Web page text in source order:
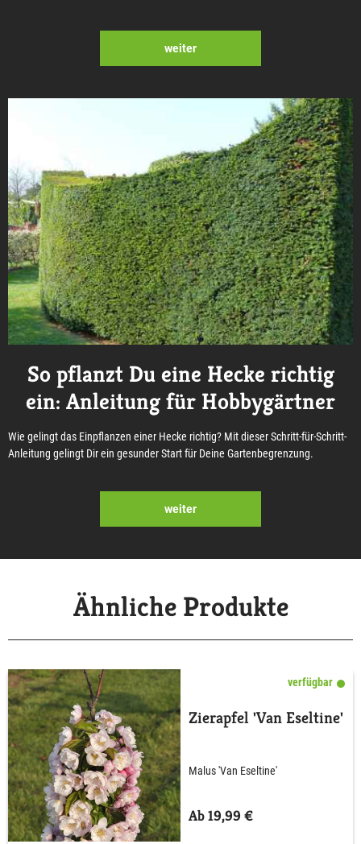
weiter
So pflanzt Du eine Hecke richtig
ein: Anleitung für Hobbygärtner
Wie gelingt das Einpflanzen einer Hecke richtig? Mit dieser Schritt-für-Schritt-
Anleitung gelingt Dir ein gesunder Start für Deine Gartenbegrenzung.
weiter
Ähnliche Produkte
verfügbar
Zierapfel 'Van Eseltine'
Malus 'Van Eseltine'
Ab 19,99 €